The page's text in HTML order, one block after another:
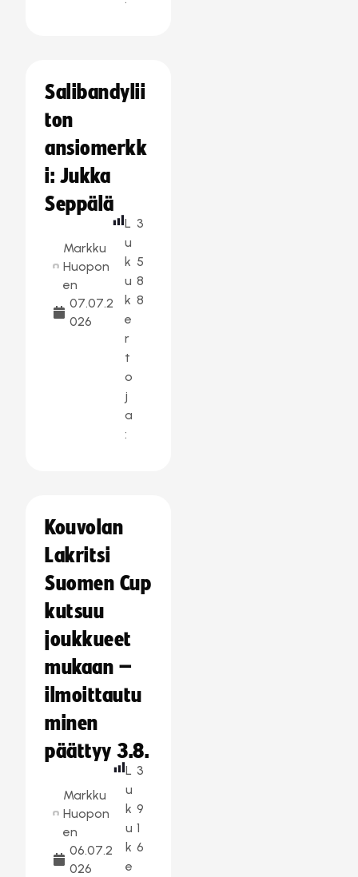
Salibandylii
ton
ansiomerkk
i: Jukka
Seppälä
Markku
Huopon
en
07.07.2
026
L
u
k
u
k
e
r
t
o
j
a
:
3
5
8
8
Kouvolan
Lakritsi
Suomen Cup
kutsuu
joukkueet
mukaan –
ilmoittautu
minen
päättyy 3.8.
Markku
Huopon
en
06.07.2
026
L
u
k
u
k
e
3
9
1
6